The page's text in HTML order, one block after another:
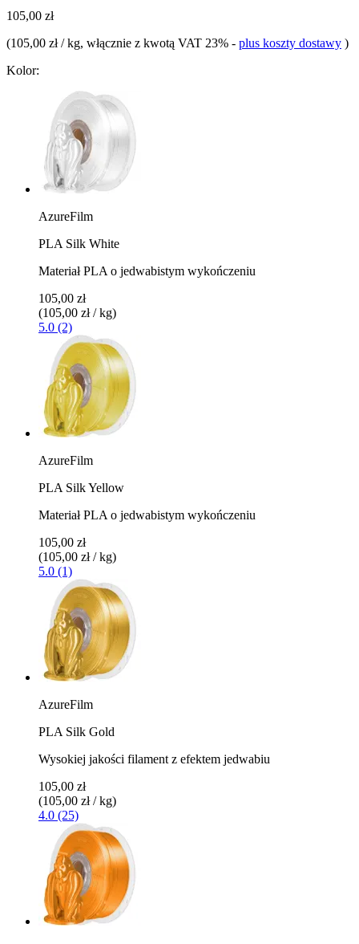
105,00 zł
(105,00 zł / kg, włącznie z kwotą VAT 23% - plus koszty dostawy )
Kolor:
AzureFilm
PLA Silk White
Materiał PLA o jedwabistym wykończeniu
105,00 zł
(105,00 zł / kg)
5.0 (2)
AzureFilm
PLA Silk Yellow
Materiał PLA o jedwabistym wykończeniu
105,00 zł
(105,00 zł / kg)
5.0 (1)
AzureFilm
PLA Silk Gold
Wysokiej jakości filament z efektem jedwabiu
105,00 zł
(105,00 zł / kg)
4.0 (25)